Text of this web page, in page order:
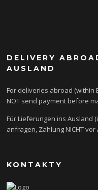
DELIVERY
AUSLAND
For deliveries abroad (within
NOT send payment before
Für Lieferungen ins Ausland
anfragen, Zahlung NICHT
KONTAKTY